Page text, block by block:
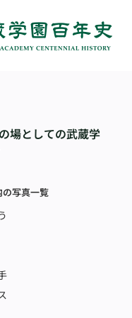
場としての武蔵学
の写真一覧